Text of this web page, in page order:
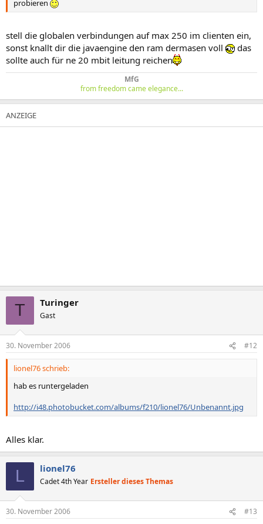
probieren
stell die globalen verbindungen auf max 250 im clienten ein,
sonst knallt dir die javaengine den ram dermasen voll
das
sollte auch für ne 20 mbit leitung reichen
MfG
from freedom came elegance...
T Turinger
Gast
30. November 2006 #12
lionel76 schrieb:
hab es runtergeladen
http://i48.photobucket.com/albums/f210/lionel76/Unbenannt.jpg
Alles klar.
L lionel76
Cadet 4th Year Ersteller dieses Themas
30. November 2006 #13